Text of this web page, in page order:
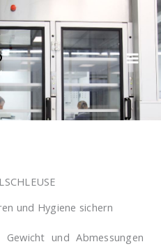
und Hygiene sichern
und Abmessungen